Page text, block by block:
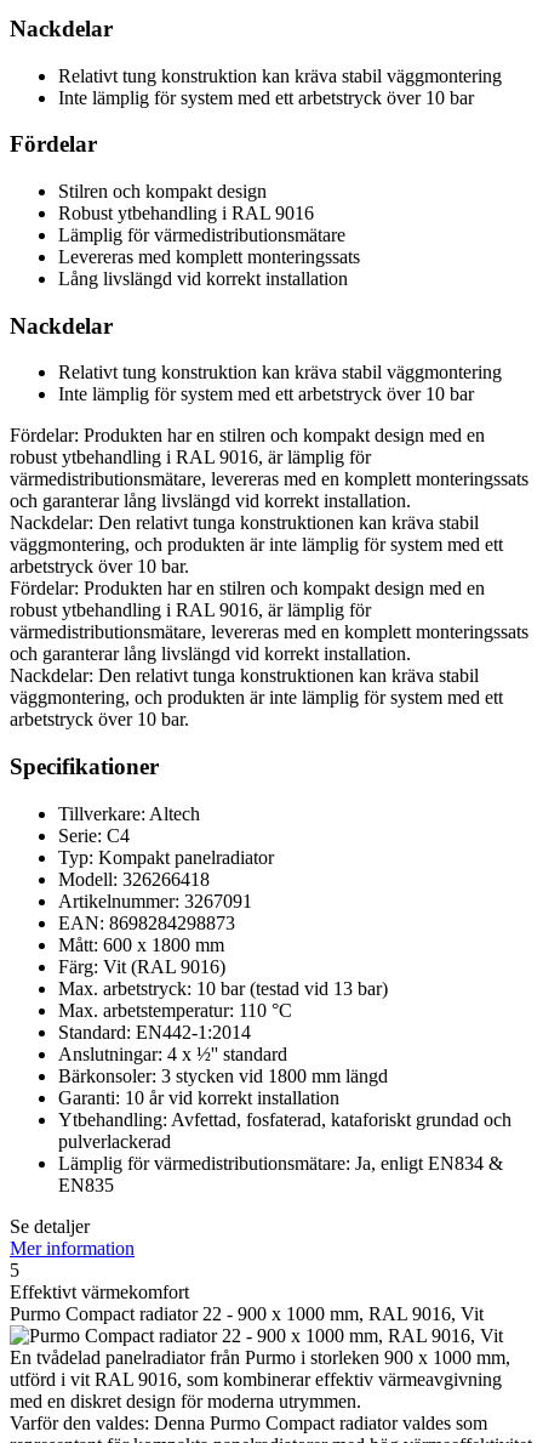
Nackdelar
Relativt tung konstruktion kan kräva stabil väggmontering
Inte lämplig för system med ett arbetstryck över 10 bar
Fördelar
Stilren och kompakt design
Robust ytbehandling i RAL 9016
Lämplig för värmedistributionsmätare
Levereras med komplett monteringssats
Lång livslängd vid korrekt installation
Nackdelar
Relativt tung konstruktion kan kräva stabil väggmontering
Inte lämplig för system med ett arbetstryck över 10 bar
Fördelar: Produkten har en stilren och kompakt design med en
robust ytbehandling i RAL 9016, är lämplig för
värmedistributionsmätare, levereras med en komplett monteringssats
och garanterar lång livslängd vid korrekt installation.
Nackdelar: Den relativt tunga konstruktionen kan kräva stabil
väggmontering, och produkten är inte lämplig för system med ett
arbetstryck över 10 bar.
Fördelar: Produkten har en stilren och kompakt design med en
robust ytbehandling i RAL 9016, är lämplig för
värmedistributionsmätare, levereras med en komplett monteringssats
och garanterar lång livslängd vid korrekt installation.
Nackdelar: Den relativt tunga konstruktionen kan kräva stabil
väggmontering, och produkten är inte lämplig för system med ett
arbetstryck över 10 bar.
Specifikationer
Tillverkare: Altech
Serie: C4
Typ: Kompakt panelradiator
Modell: 326266418
Artikelnummer: 3267091
EAN: 8698284298873
Mått: 600 x 1800 mm
Färg: Vit (RAL 9016)
Max. arbetstryck: 10 bar (testad vid 13 bar)
Max. arbetstemperatur: 110 °C
Standard: EN442-1:2014
Anslutningar: 4 x ½'' standard
Bärkonsoler: 3 stycken vid 1800 mm längd
Garanti: 10 år vid korrekt installation
Ytbehandling: Avfettad, fosfaterad, kataforiskt grundad och
pulverlackerad
Lämplig för värmedistributionsmätare: Ja, enligt EN834 &
EN835
Se detaljer
Mer information
5
Effektivt värmekomfort
Purmo Compact radiator 22 - 900 x 1000 mm, RAL 9016, Vit
En tvådelad panelradiator från Purmo i storleken 900 x 1000 mm,
utförd i vit RAL 9016, som kombinerar effektiv värmeavgivning
med en diskret design för moderna utrymmen.
Varför den valdes: Denna Purmo Compact radiator valdes som